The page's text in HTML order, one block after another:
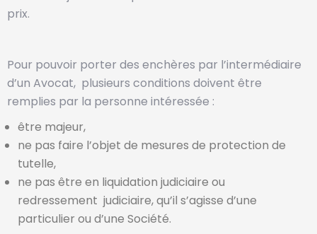
prix.
Pour pouvoir porter des enchères par l’intermédiaire
d’un Avocat, plusieurs conditions doivent être
remplies par la personne intéressée :
être majeur,
ne pas faire l’objet de mesures de protection de
tutelle,
ne pas être en liquidation judiciaire ou
redressement judiciaire, qu’il s’agisse d’une
particulier ou d’une Société.